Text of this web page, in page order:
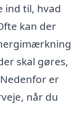
ind til, hvad
kan der
skal gøres,
er
når du